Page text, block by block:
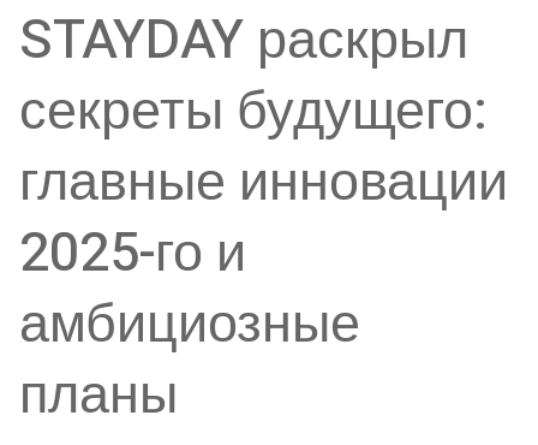
STAYDAY раскрыл
секреты будущего:
главные инновации
2025-го и
амбициозные
планы